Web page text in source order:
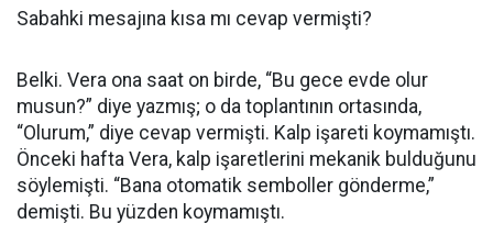
Sabahki mesajına kısa mı cevap vermişti?
Belki. Vera ona saat on birde, “Bu gece evde olur
musun?” diye yazmış; o da toplantının ortasında,
“Olurum,” diye cevap vermişti. Kalp işareti koymamıştı.
Önceki hafta Vera, kalp işaretlerini mekanik bulduğunu
söylemişti. “Bana otomatik semboller gönderme,”
demişti. Bu yüzden koymamıştı.